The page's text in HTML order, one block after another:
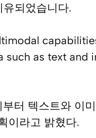
유되었습니다.
as text and
터 텍스트와 이
이라고 밝혔다.